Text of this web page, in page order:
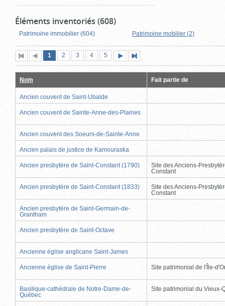
Éléments inventoriés (608)
Patrimoine immobilier (604) Patrimoine mobilier (2)
Première
page
Page
précédente
Page
1 (page
actuelle)
Page
2 Page
3 Page
4 Page
5
suivante
page
Nom Fait partie de
Ancien couvent de Saint-Ubalde
Ancien couvent de Sainte-Anne-des-Plaines
Ancien couvent des Soeurs-de-Sainte-Anne
Ancien palais de justice de Kamouraska
Ancien presbytère de Saint-Constant (1790)
Site des Anciens-
Constant
Ancien presbytère de Saint-Constant (1833)
Site des Anciens-
Constant
Ancien presbytère de Saint-Germain-de-
Grantham
Ancien presbytère de Saint-Octave
Ancienne église anglicane Saint-James
Ancienne église de Saint-Pierre Site patrimonial de l'Île-
Basilique-cathédrale de Notre-Dame-de-
Québec
Site patrimonial du Vieux-